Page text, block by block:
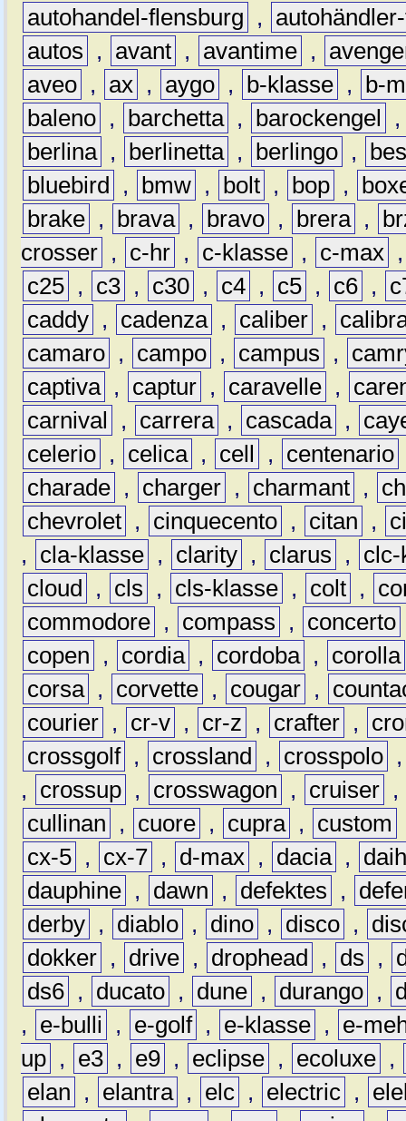
autohandel-flensburg
,
autos
, avant , avantime ,
aveo , ax , aygo , b-klasse ,
b-
baleno , barchetta , barockengel
berlina , berlinetta , berlingo ,
bluebird
, bmw , bolt , bop ,
brake , brava , bravo , brera ,
crosser , c-hr , c-klasse , c-max
c25 , c3 , c30 , c4 , c5 , c6 ,
caddy , cadenza , caliber ,
camaro , campo , campus ,
captiva , captur , caravelle ,
carnival
, carrera , cascada ,
celerio , celica , cell , centenario
charade , charger , charmant ,
chevrolet , cinquecento , citan ,
,
cla-klasse , clarity , clarus ,
clc-
cloud
, cls , cls-klasse , colt ,
commodore , compass , concerto
copen
, cordia , cordoba ,
corolla
corsa , corvette , cougar ,
courier , cr-v , cr-z , crafter ,
crossgolf , crossland , crosspolo
,
crossup , crosswagon , cruiser ,
cullinan
, cuore , cupra , custom
cx-5 , cx-7 , d-max , dacia ,
dauphine , dawn , defektes ,
derby , diablo , dino , disco ,
dokker , drive , drophead , ds ,
ds6 , ducato , dune , durango ,
,
e-bulli , e-golf , e-klasse ,
e-
up , e3 , e9 , eclipse , ecoluxe ,
elan
, elantra , elc , electric ,